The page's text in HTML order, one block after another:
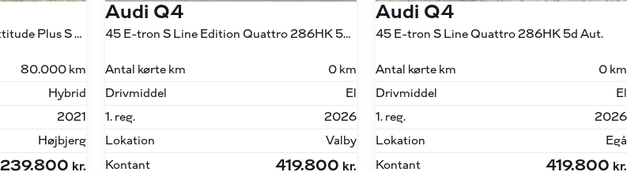
1,4 45 TFSI e Plugin-hybrid Attitude Plus S Tronic 245HK 5d 6g Aut.
80.000 km
Hybrid
2021
Højbjerg
239.800 kr.
Audi Q4
45 E-tron S Line Edition Quattro 286HK 5d Aut.
Antal kørte km
0 km
Drivmiddel
El
1. reg.
2026
Lokation
Valby
Kontant
419.800 kr.
Audi Q4
45 E-tron S Line Quattro 286HK 5d Aut.
Antal kørte km
0 km
Drivmiddel
El
1. reg.
2026
Lokation
Egå
Kontant
419.800 kr.